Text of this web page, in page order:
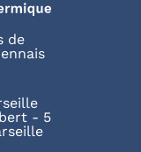
de
- 5